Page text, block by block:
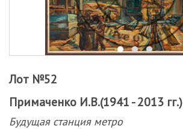
Лот №52
Примаченко И.В.(1941 - 2013 гг.)
Будущая станция метро